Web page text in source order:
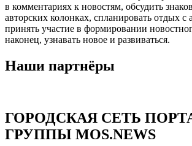
в комментариях к новостям, обсудить
авторских колонках, спланировать отдых
принять участие в формировании
наконец, узнавать новое и развиваться.
Наши партнёры
ГОРОДСКАЯ СЕТЬ
ГРУППЫ MOS.NEWS